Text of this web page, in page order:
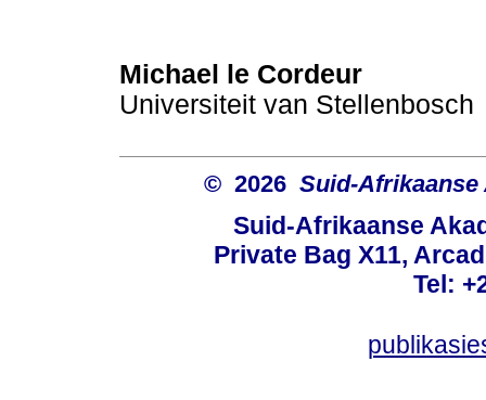
Michael le Cordeur
Universiteit van Stellenbosch
© 2026 Suid-Afrikaanse
Suid-Afrikaanse
Private Bag X11,
Tel: